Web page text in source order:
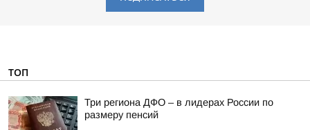
ТОП
Три региона ДФО – в лидерах России по
размеру пенсий